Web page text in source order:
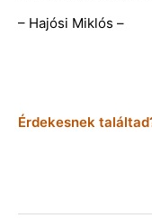
– Hajósi Miklós –
Érdekesnek